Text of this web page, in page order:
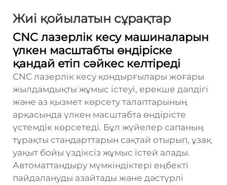
Жиі қойылатын сұрақтар
CNC лазерлік кесу машиналарын
үлкен масштабты өндіріске
қандай етіп сәйкес келтіреді
CNC лазерлік кесу қондырғылары жоғары
жылдамдықты жұмыс істеуі, ерекше дәлдігі
және аз қызмет көрсету талаптарының
арқасында үлкен масштабта өндірісте
үстемдік көрсетеді. Бұл жүйелер сапаның
тұрақты стандарттарын сақтай отырып, ұзақ
уақыт бойы үздіксіз жұмыс істей алады.
Автоматтандыру мүмкіндіктері еңбекті
пайдалануды азайтады және дәстүрлі